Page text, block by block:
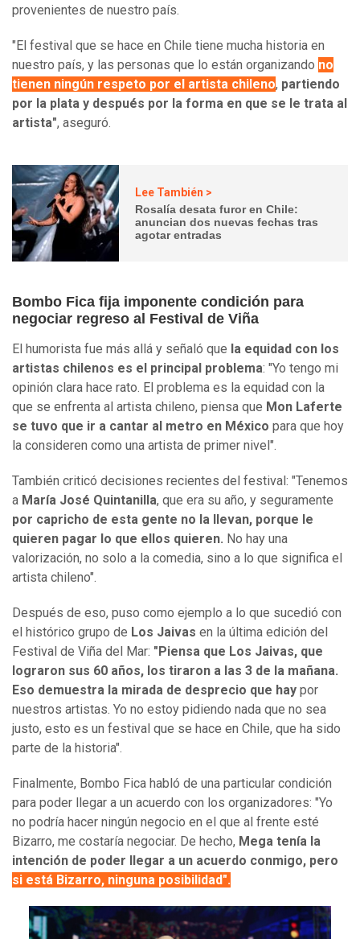
provenientes de nuestro país.
"El festival que se hace en Chile tiene mucha historia en
nuestro país, y las personas que lo están organizando no
tienen ningún respeto por el artista chileno, partiendo
por la plata y después por la forma en que se le trata al
artista", aseguró.
Lee También >
Rosalía desata furor en Chile:
anuncian dos nuevas fechas tras
agotar entradas
Bombo Fica fija imponente condición para
negociar regreso al Festival de Viña
El humorista fue más allá y señaló que la equidad con los
artistas chilenos es el principal problema: "Yo tengo mi
opinión clara hace rato. El problema es la equidad con la
que se enfrenta al artista chileno, piensa que Mon Laferte
se tuvo que ir a cantar al metro en México para que hoy
la consideren como una artista de primer nivel".
También criticó decisiones recientes del festival: "Tenemos
a María José Quintanilla, que era su año, y seguramente
por capricho de esta gente no la llevan, porque le
quieren pagar lo que ellos quieren. No hay una
valorización, no solo a la comedia, sino a lo que significa el
artista chileno".
Después de eso, puso como ejemplo a lo que sucedió con
el histórico grupo de Los Jaivas en la última edición del
Festival de Viña del Mar: "Piensa que Los Jaivas, que
lograron sus 60 años, los tiraron a las 3 de la mañana.
Eso demuestra la mirada de desprecio que hay por
nuestros artistas. Yo no estoy pidiendo nada que no sea
justo, esto es un festival que se hace en Chile, que ha sido
parte de la historia".
Finalmente, Bombo Fica habló de una particular condición
para poder llegar a un acuerdo con los organizadores: "Yo
no podría hacer ningún negocio en el que al frente esté
Bizarro, me costaría negociar. De hecho, Mega tenía la
intención de poder llegar a un acuerdo conmigo, pero
si está Bizarro, ninguna posibilidad".